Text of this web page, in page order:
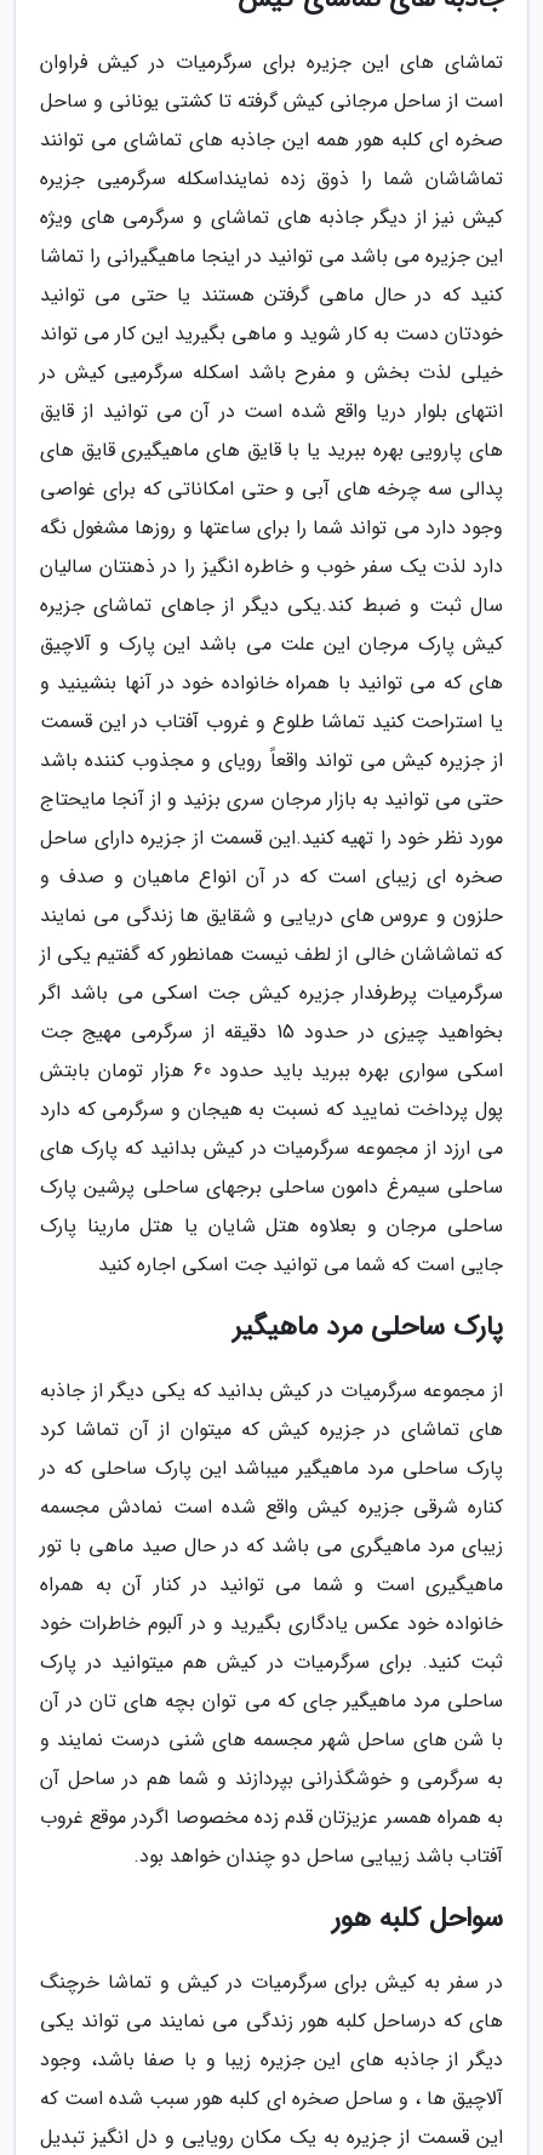
تماشای های این جزیره برای سرگرمیات در کیش فراوان
است از ساحل مرجانی کیش گرفته تا کشتی یونانی و ساحل
صخره ای کلبه هور همه این جاذبه های تماشای می توانند
تماشاشان شما را ذوق زده نماینداسکله سرگرمیی جزیره
کیش نیز از دیگر جاذبه های تماشای و سرگرمی های ویژه
این جزیره می باشد می توانید در اینجا ماهیگیرانی را تماشا
کنید که در حال ماهی گرفتن هستند یا حتی می توانید
خودتان دست به کار شوید و ماهی بگیرید این کار می تواند
خیلی لذت بخش و مفرح باشد اسکله سرگرمیی کیش در
انتهای بلوار دریا واقع شده است در آن می توانید از قایق
های پارویی بهره ببرید یا با قایق های ماهیگیری قایق های
پدالی سه چرخه های آبی و حتی امکاناتی که برای غواصی
وجود دارد می تواند شما را برای ساعتها و روزها مشغول نگه
دارد لذت یک سفر خوب و خاطره انگیز را در ذهنتان سالیان
سال ثبت و ضبط کند.یکی دیگر از جاهای تماشای جزیره
کیش پارک مرجان این علت می باشد این پارک و آلاچیق
های که می توانید با همراه خانواده خود در آنها بنشینید و
یا استراحت کنید تماشا طلوع و غروب آفتاب در این قسمت
از جزیره کیش می تواند واقعاً رویای و مجذوب کننده باشد
حتی می توانید به بازار مرجان سری بزنید و از آنجا مایحتاج
مورد نظر خود را تهیه کنید.این قسمت از جزیره دارای ساحل
صخره ای زیبای است که در آن انواع ماهیان و صدف و
حلزون و عروس های دریایی و شقایق ها زندگی می نمایند
که تماشاشان خالی از لطف نیست همانطور که گفتیم یکی از
سرگرمیات پرطرفدار جزیره کیش جت اسکی می باشد اگر
بخواهید چیزی در حدود 15 دقیقه از سرگرمی مهیج جت
اسکی سواری بهره ببرید باید حدود 60 هزار تومان بابتش
پول پرداخت نمایید که نسبت به هیجان و سرگرمی که دارد
می ارزد از مجموعه سرگرمیات در کیش بدانید که پارک های
ساحلی سیمرغ دامون ساحلی برجهای ساحلی پرشین پارک
ساحلی مرجان و بعلاوه هتل شایان یا هتل مارینا پارک
جایی است که شما می توانید جت اسکی اجاره کنید
پارک ساحلی مرد ماهیگیر
از مجموعه سرگرمیات در کیش بدانید که یکی دیگر از جاذبه
های تماشای در جزیره کیش که میتوان از آن تماشا کرد
پارک ساحلی مرد ماهیگیر میباشد این پارک ساحلی که در
کناره شرقی جزیره کیش واقع شده است نمادش مجسمه
زیبای مرد ماهیگری می باشد که در حال صید ماهی با تور
ماهیگیری است و شما می توانید در کنار آن به همراه
خانواده خود عکس یادگاری بگیرید و در آلبوم خاطرات خود
ثبت کنید. برای سرگرمیات در کیش هم میتوانید در پارک
ساحلی مرد ماهیگیر جای که می توان بچه های تان در آن
با شن های ساحل شهر مجسمه های شنی درست نمایند و
به سرگرمی و خوشگذرانی بپردازند و شما هم در ساحل آن
به همراه همسر عزیزتان قدم زده مخصوصا اگردر موقع غروب
آفتاب باشد زیبایی ساحل دو چندان خواهد بود.
سواحل کلبه هور
در سفر به کیش برای سرگرمیات در کیش و تماشا خرچنگ
های که درساحل کلبه هور زندگی می نمایند می تواند یکی
دیگر از جاذبه های این جزیره زیبا و با صفا باشد، وجود
آلاچیق ها ، و ساحل صخره ای کلبه هور سبب شده است که
این قسمت از جزیره به یک مکان رویایی و دل انگیز تبدیل